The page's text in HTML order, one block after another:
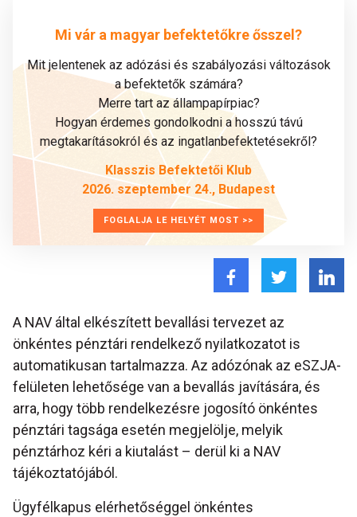
Mi vár a magyar befektetőkre ősszel?
Mit jelentenek az adózási és szabályozási változások
a befektetők számára?
Merre tart az állampapírpiac?
Hogyan érdemes gondolkodni a hosszú távú
megtakarításokról és az ingatlanbefektetésekről?
Klasszis Befektetői Klub
2026. szeptember 24., Budapest
FOGLALJA LE HELYÉT MOST >>
A NAV által elkészített bevallási tervezet az
önkéntes pénztári rendelkező nyilatkozatot is
automatikusan tartalmazza. Az adózónak az eSZJA-
felületen lehetősége van a bevallás javítására, és
arra, hogy több rendelkezésre jogosító önkéntes
pénztári tagsága esetén megjelölje, melyik
pénztárhoz kéri a kiutalást – derül ki a NAV
tájékoztatójából.
Ügyfélkapus elérhetőséggel önkéntes